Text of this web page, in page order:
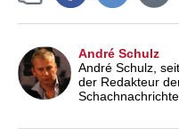
André Schulz
André Schulz,
der Redakteur